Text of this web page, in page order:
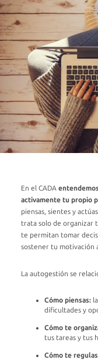
Propósito
de
y
Desarrollo
de
Carrera
¿QUÉ
HACEMOS?
MATERIAL
En el CADA
activamente tu propio
piensas, sientes y
trata solo de organizar
te permitan tomar
sostener tu motivación
La autogestión se
Cómo piensas:la
dificultades y
Cómo te
tus tareas y tus
Cómo te